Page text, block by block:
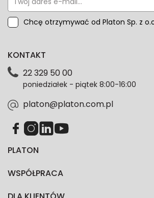
Chcę otrzymywać od Platon Sp. z
przeze mnie adres e-mail
dotyczące danych osobowych
każdym czasie. Wycofanie zgody nie
zgodność z prawem przetwarzania
PLATON
WSPÓŁPRACA
KONTAKT
22 329 50 00
poniedziałek - piątek 8:00-16:00
platon@platon.com.pl